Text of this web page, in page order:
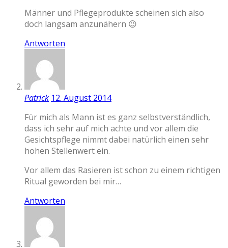
Männer und Pflegeprodukte scheinen sich also
doch langsam anzunähern 😉
Antworten
Patrick 12. August 2014
Für mich als Mann ist es ganz selbstverständlich,
dass ich sehr auf mich achte und vor allem die
Gesichtspflege nimmt dabei natürlich einen sehr
hohen Stellenwert ein.
Vor allem das Rasieren ist schon zu einem richtigen
Ritual geworden bei mir…
Antworten